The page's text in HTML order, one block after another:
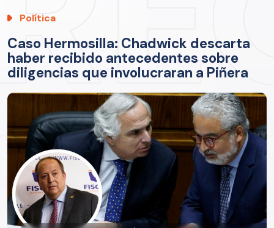
Política
Caso Hermosilla: Chadwick descarta
haber recibido antecedentes sobre
diligencias que involucraran a Piñera